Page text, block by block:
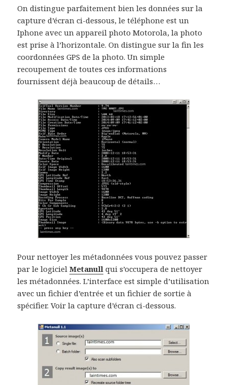
On distingue parfaitement bien les données sur la
capture d’écran ci-dessous, le téléphone est un
Iphone avec un appareil photo Motorola, la photo
est prise à l’horizontale. On distingue sur la fin les
coordonnées GPS de la photo. Un simple
recoupement de toutes ces informations
fournissent déjà beaucoup de détails…
Pour nettoyer les métadonnées vous pouvez passer
par le logicielMetanull qui s’occupera de nettoyer
les métadonnées. L’interface est simple d’utilisation
avec un fichier d’entrée et un fichier de sortie à
spécifier. Voir la capture d’écran ci-dessous.